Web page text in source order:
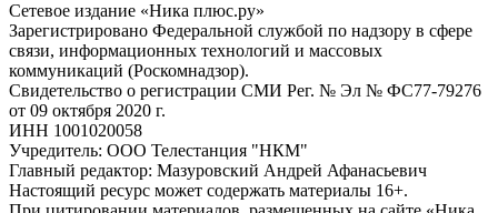
Сетевое издание «Ника плюс.ру»
Зарегистрировано Федеральной службой по надзору в сфере
связи, информационных технологий и массовых
коммуникаций (Роскомнадзор).
Свидетельство о регистрации СМИ Рег. № Эл № ФС77-79276
от 09 октября 2020 г.
ИНН 1001020058
Учредитель: ООО Телестанция "НКМ"
Главный редактор: Мазуровский Андрей Афанасьевич
Настоящий ресурс может содержать материалы 16+.